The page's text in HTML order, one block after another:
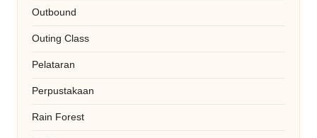
Outbound
Outing Class
Pelataran
Perpustakaan
Rain Forest